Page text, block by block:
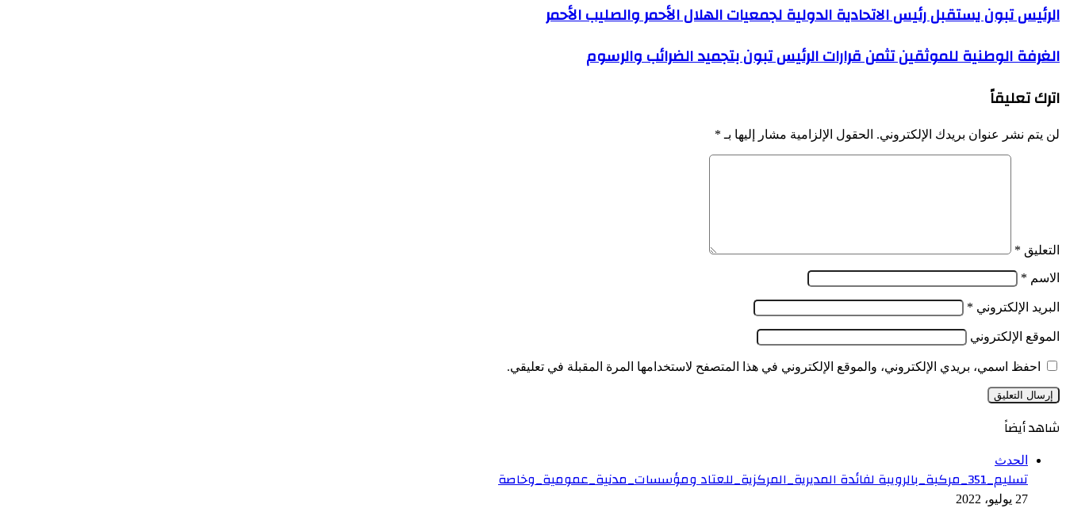
الرئيس
تبون
رئيس
الاتحادية
لجمعيات
الأحمر
والصليب
الرئيس تبون يستقبل رئيس الاتحادية الدولية لجمعيات الهلال الأحمر والصليب الأحمر
الغرفة
الوطنية
تثمن
قرارات
تبون
الغرفة الوطنية للموثقين تثمن قرارات الرئيس تبون بتجميد الضرائب والرسوم
اترك تعليقاً
لن يتم نشر عنوان بريدك الإلكتروني. الحقول الإلزامية مشار إليها بـ *
التعليق *
الاسم *
البريد الإلكتروني *
الموقع الإلكتروني
احفظ اسمي، بريدي الإلكتروني، والموقع الإلكتروني في هذا المتصفح لاستخدامها المرة المقبلة في تعليقي.
شاهد أيضاً
الحدث
تسليم_351_مركبة_بالرويبة لفائدة المديرية_المركزية_للعتاد ومؤسسات_مدنية_عمومية_وخاصة
27 يوليو، 2022